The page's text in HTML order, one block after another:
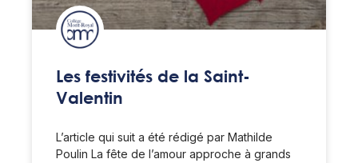
Les festivités de la Saint-
Valentin
L’article qui suit a été rédigé par Mathilde
Poulin La fête de l’amour approche à grands